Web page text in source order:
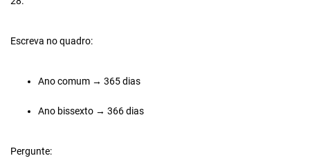
Escreva no quadro:
Ano comum → 365 dias
Ano bissexto → 366 dias
Pergunte: